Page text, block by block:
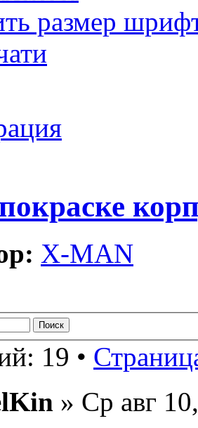
размер
X-MAN
19 •
» Ср авг